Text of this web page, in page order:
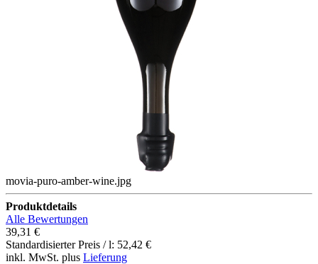
movia-puro-amber-wine.jpg
Produktdetails
Alle Bewertungen
39,31 €
Standardisierter Preis / l: 52,42 €
inkl. MwSt. plus Lieferung